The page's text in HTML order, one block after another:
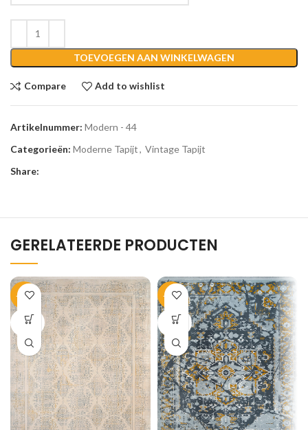
TOEVOEGEN AAN WINKELWAGEN
Compare Add to wishlist
Artikelnummer: Modern - 44
Categorieën: Moderne Tapijt, Vintage Tapijt
Share:
GERELATEERDE PRODUCTEN
-40%
SOLD
OUT
-40%
SOLD
OUT